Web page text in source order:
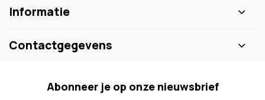
Informatie
Contactgegevens
Abonneer je op onze nieuwsbrief